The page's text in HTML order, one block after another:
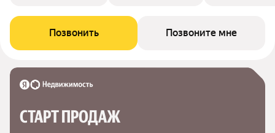
Позвонить Позвоните мне
СТАРТ ПРОДАЖ